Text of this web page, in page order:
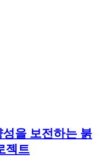
을 보전하는 붉
젝트